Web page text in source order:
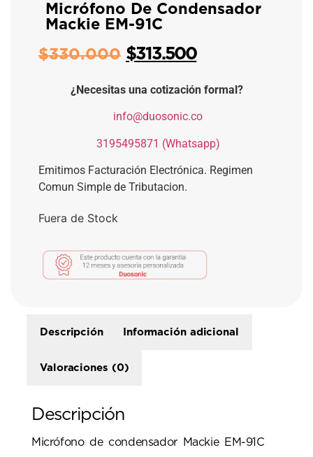
Micrófono De Condensador
Mackie EM-91C
$330.000 $313.500
¿Necesitas una cotización formal?
info@duosonic.co
3195495871 (Whatsapp)
Emitimos Facturación Electrónica. Regimen
Comun Simple de Tributacion.
Fuera de Stock
Descripción Información adicional
Valoraciones (0)
Descripción
Micrófono de condensador Mackie EM-91C